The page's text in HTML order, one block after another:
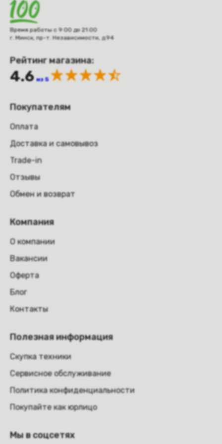
Время работы с 9:00 до 21:00
г. Минск, пр-т. Независимости, д.94
Рейтинг магазина:
4.6 из 5
Покупателям
Оплата
Доставка и самовывоз
Trade-in
Отзывы
Обмен и возврат
Компания
О компании
Вакансии
Оферта
Блог
Контакты
Полезная информация
Скупка техники
Сервисное обслуживание
Политика конфиденциальности
Покупайте как юрлицо
Мы в соцсетях